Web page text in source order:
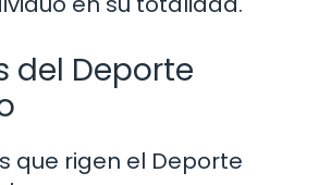
del Deporte
que rigen el Deporte